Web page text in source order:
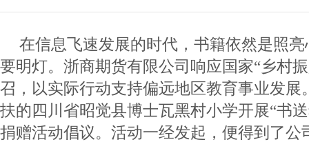
在信息飞速发展的时代，书籍依然是照
要明灯。浙商期货有限公司响应国家“乡村
召，以实际行动支持偏远地区教育事业发展
扶的四川省昭觉县博士瓦黑村小学开展“书
捐赠活动倡议。活动一经发起，便得到了公